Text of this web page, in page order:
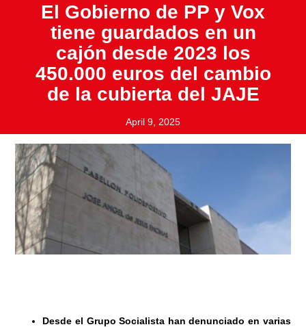
El Gobierno de PP y Vox
tiene guardados en un
cajón desde 2023 los
450.000 euros del cambio
de la cubierta del JAJE
April 9, 2025
Desde el Grupo Socialista han denunciado en varias